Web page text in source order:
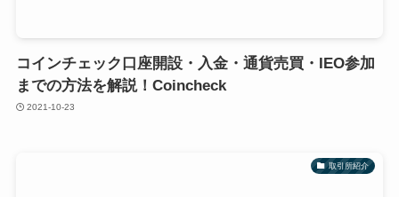
コインチェック口座開設・入金・通貨売買・IEO参加
までの方法を解説！Coincheck
2021-10-23
取引所紹介